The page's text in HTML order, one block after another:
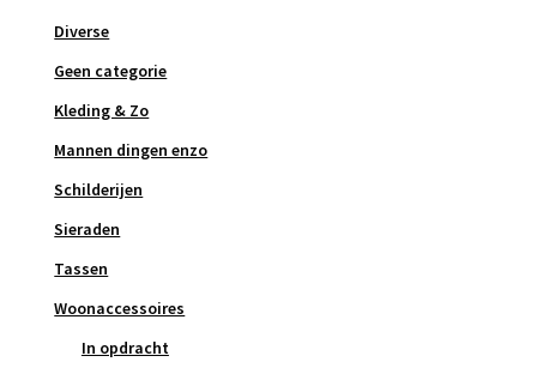
Diverse
Geen categorie
Kleding & Zo
Mannen dingen enzo
Schilderijen
Sieraden
Tassen
Woonaccessoires
In opdracht